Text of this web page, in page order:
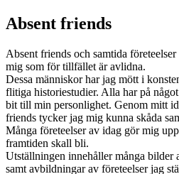
Absent friends
Absent friends och samtida
mig som för tillfället är avlidna.
Dessa människor har jag mött i
flitiga historiestudier. Alla har på
bit till min personlighet. Genom mitt
friends tycker jag mig kunna skåda
Många företeelser av idag gör mig
framtiden skall bli.
Utställningen innehåller många bilder
samt avbildningar av företeelser jag